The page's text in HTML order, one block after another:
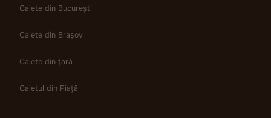
Caiete din București
Caiete din Brașov
Caiete din țară
Caietul din Piață